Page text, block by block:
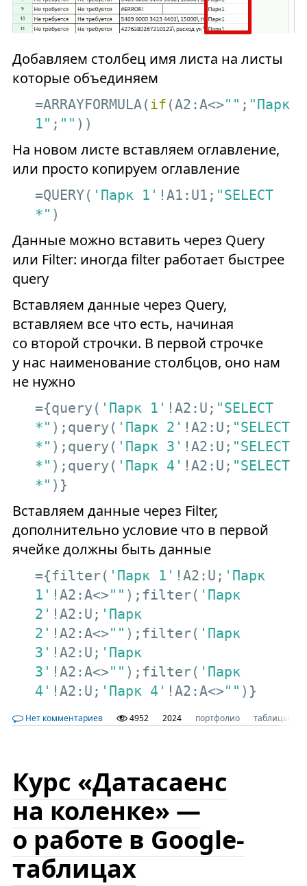
Добавляем столбец имя листа на листы
которые объединяем
=ARRAYFORMULA(if (A2:A<>"" ; "Парк
1" ; "" ))
На новом листе вставляем оглавление,
или просто копируем оглавление
=QUERY( 'Парк 1' !A1:U1; "SELECT
*" )
Данные можно вставить через Query
или Filter: иногда filter работает быстрее
query
Вставляем данные через Query,
вставляем все что есть, начиная
со второй строчки. В первой строчке
у нас наименование столбцов, оно нам
не нужно
={query( 'Парк 1' !A2:U; "SELECT
*" );query( 'Парк 2' !A2:U; "SELECT
*" );query( 'Парк 3' !A2:U; "SELECT
*" );query( 'Парк 4' !A2:U; "SELECT
*" )}
Вставляем данные через Filter,
дополнительно условие что в первой
ячейке должны быть данные
={filter( 'Парк 1' !A2:U; 'Парк
1' !A2:A<>"" );filter( 'Парк
2' !A2:U; 'Парк
2' !A2:A<>"" );filter( 'Парк
3' !A2:U; 'Парк
3' !A2:A<>"" );filter( 'Парк
4' !A2:U; 'Парк 4' !A2:A<>"" )}
Нет комментариев 4952 2024 портфолио таблицы
Курс «Датасаенс
на коленке» —
о работе в Google-
таблицах